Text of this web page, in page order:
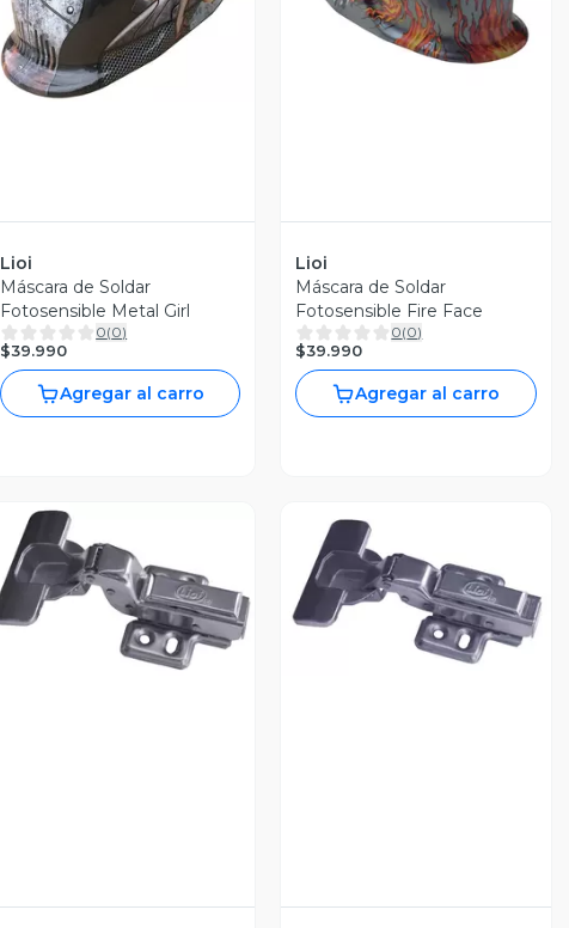
Lioi
Máscara de Soldar
Fotosensible Metal Girl
0(0)
$39.990
Agregar al carro
Lioi
Máscara de Soldar
Fotosensible Fire Face
0(0)
$39.990
Agregar al carro
Vista Previa Vista Previa